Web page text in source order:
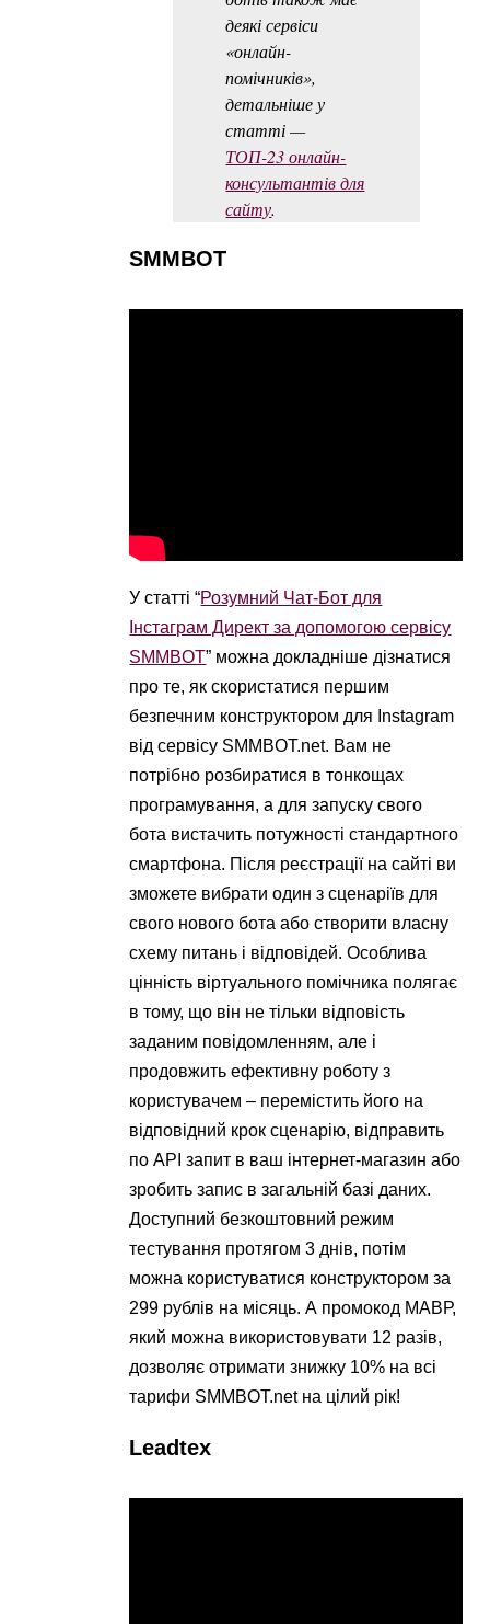
деякі сервіси
«онлайн-
помічників»,
детальніше у
статті —
ТОП-23 онлайн-
консультантів для
сайту.
SMMBOT
У статті “Розумний Чат-Бот для
Інстаграм Директ за допомогою сервісу
SMMBOT” можна докладніше дізнатися
про те, як скористатися першим
безпечним конструктором для Instagram
від сервісу SMMBOT.net. Вам не
потрібно розбиратися в тонкощах
програмування, а для запуску свого
бота вистачить потужності стандартного
смартфона. Після реєстрації на сайті ви
зможете вибрати один з сценаріїв для
свого нового бота або створити власну
схему питань і відповідей. Особлива
цінність віртуального помічника полягає
в тому, що він не тільки відповість
заданим повідомленням, але і
продовжить ефективну роботу з
користувачем – перемістить його на
відповідний крок сценарію, відправить
по API запит в ваш інтернет-магазин або
зробить запис в загальній базі даних.
Доступний безкоштовний режим
тестування протягом 3 днів, потім
можна користуватися конструктором за
299 рублів на місяць. А промокод МАВР,
який можна використовувати 12 разів,
дозволяє отримати знижку 10% на всі
тарифи SMMBOT.net на цілий рік!
Leadtex